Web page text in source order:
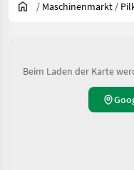
/ Maschinenmarkt /
Beim Laden der Karte